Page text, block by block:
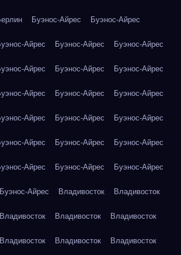
Буэнос-Айрес Буэнос-Айрес
Айрес Буэнос-Айрес Буэнос-Айрес
Айрес Буэнос-Айрес Буэнос-Айрес
Айрес Буэнос-Айрес Буэнос-Айрес
Айрес Буэнос-Айрес Буэнос-Айрес
Айрес Буэнос-Айрес Буэнос-Айрес
Айрес Буэнос-Айрес Буэнос-Айрес
Буэнос-Айрес Владивосток Владивосток
Владивосток Владивосток Владивосток
Владивосток Владивосток Владивосток